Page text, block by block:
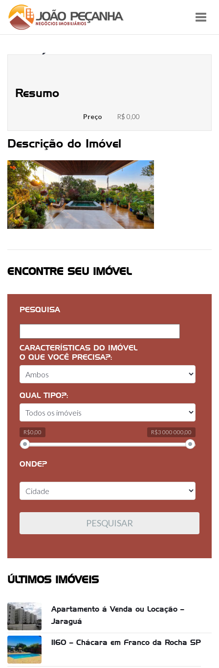
Resumo
Preço R$ 0,00
Descrição do Imóvel
ENCONTRE SEU IMÓVEL
PESQUISA
CARACTERÍSTICAS DO IMÓVEL
O QUE VOCÊ PRECISA?:
QUAL TIPO?:
R$0,00 R$3 000 000,00
ONDE?
ÚLTIMOS IMÓVEIS
Apartamento á Venda ou Locação –
Jaraguá
1160 – Chácara em Franco da Rocha SP